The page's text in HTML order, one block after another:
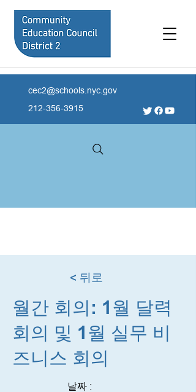
cec2@schools.nyc.gov
212-356-3915
< 뒤로
월간 회의: 1월 달력
회의 및 1월 실무 비
즈니스 회의
날짜 :